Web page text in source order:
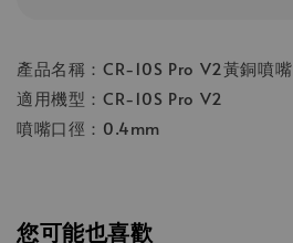
產品名稱：CR-10S Pro V2黃銅噴嘴
適用機型：CR-10S Pro V2
噴嘴口徑：0.4mm
您可能也喜歡